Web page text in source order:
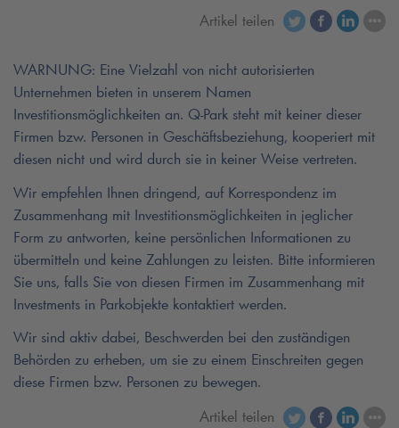
Artikel teilen
WARNUNG: Eine Vielzahl von nicht autorisierten
Unternehmen bieten in unserem Namen
Investitionsmöglichkeiten an. Q-Park steht mit keiner dieser
Firmen bzw. Personen in Geschäftsbeziehung, kooperiert mit
diesen nicht und wird durch sie in keiner Weise vertreten.
Wir empfehlen Ihnen dringend, auf Korrespondenz im
Zusammenhang mit Investitionsmöglichkeiten in jeglicher
Form zu antworten, keine persönlichen Informationen zu
übermitteln und keine Zahlungen zu leisten. Bitte informieren
Sie uns, falls Sie von diesen Firmen im Zusammenhang mit
Investments in Parkobjekte kontaktiert werden.
Wir sind aktiv dabei, Beschwerden bei den zuständigen
Behörden zu erheben, um sie zu einem Einschreiten gegen
diese Firmen bzw. Personen zu bewegen.
Artikel teilen